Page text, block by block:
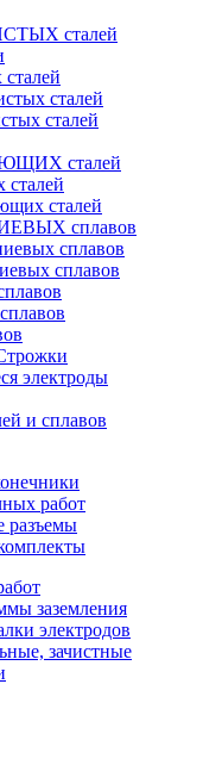
сталей
сталей
сталей
сталей
сталей
сплавов
сплавов
сплавов
электроды
и сплавов
работ
разъемы
заземления
электродов
зачистные